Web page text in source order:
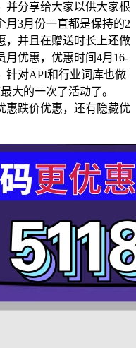
并分享给大家以供大家根
月3月份一直都是保持的2
，并且在赠送时长上还做
月优惠，优惠时间4月16-
针对API和行业词库也做
大的一次了活动了。
惠跌价优惠，还有隐藏优